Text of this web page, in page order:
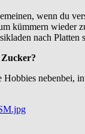
wenn du
kümmern wieder
nach Platten
nebenbei,